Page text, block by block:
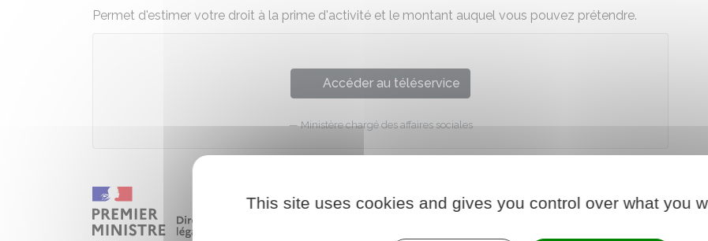
Permet d'estimer votre droit à la prime d'activité et le montant auquel vous pouvez prétendre.
Accéder au téléservice
Ministère chargé des affaires sociales
This site uses cookies and gives you control over what you